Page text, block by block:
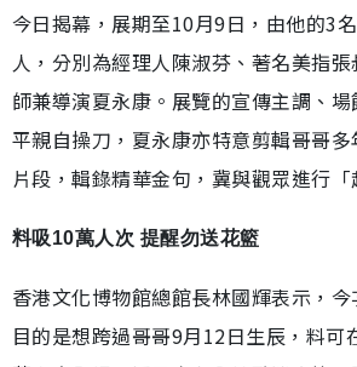
今日揭幕，展期至10月9日，由他的3
人，分別為經理人陳淑芬、著名美指
師兼導演夏永康。展覽的宣傳主調、
平親自操刀，夏永康亦特意剪輯哥哥
片段，輯錄精華金句，冀與觀眾進行「
料吸10萬人次 提醒勿送花籃
香港文化博物館總館長林國輝表示，今
目的是想跨過哥哥9月12日生辰，料可